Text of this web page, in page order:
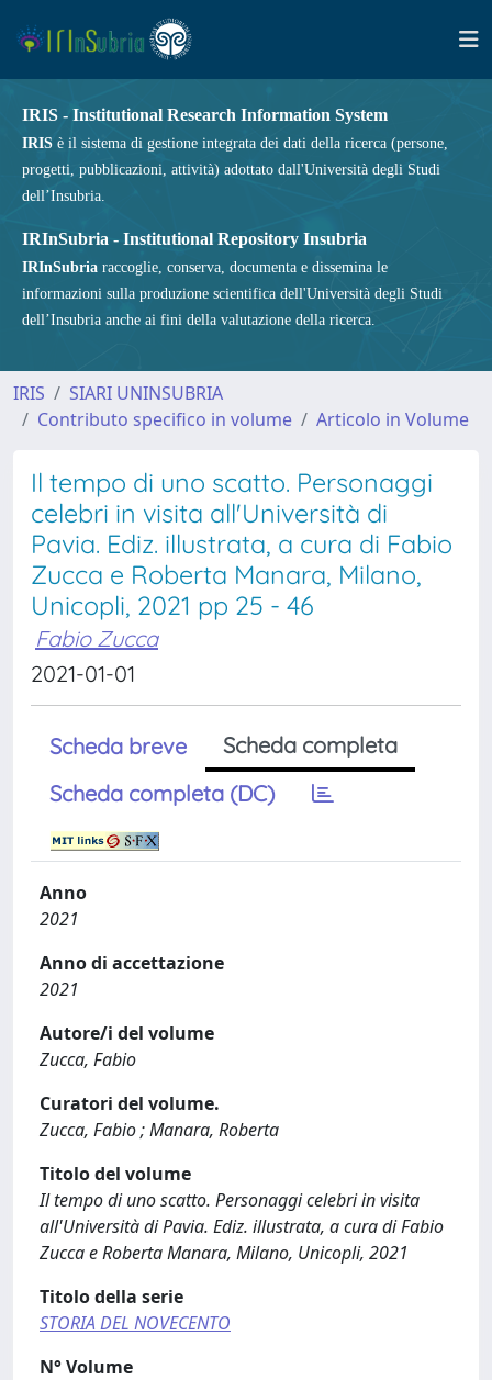
IRIS - Institutional Research Information System
IRIS è il sistema di gestione integrata dei dati della ricerca (persone,
progetti, pubblicazioni, attività) adottato dall'Università degli Studi
dell’Insubria.
IRInSubria - Institutional Repository Insubria
IRInSubria raccoglie, conserva, documenta e dissemina le
informazioni sulla produzione scientifica dell'Università degli Studi
dell’Insubria anche ai fini della valutazione della ricerca.
IRIS
SIARI UNINSUBRIA
Contributo specifico in volume
Articolo in Volume
Il tempo di uno scatto. Personaggi
celebri in visita all'Università di
Pavia. Ediz. illustrata, a cura di Fabio
Zucca e Roberta Manara, Milano,
Unicopli, 2021 pp 25 - 46
Fabio Zucca
2021-01-01
Scheda breve
Scheda completa
Scheda completa (DC)
Anno
2021
Anno di accettazione
2021
Autore/i del volume
Zucca, Fabio
Curatori del volume.
Zucca, Fabio ; Manara, Roberta
Titolo del volume
Il tempo di uno scatto. Personaggi celebri in visita
all'Università di Pavia. Ediz. illustrata, a cura di Fabio
Zucca e Roberta Manara, Milano, Unicopli, 2021
Titolo della serie
STORIA DEL NOVECENTO
N° Volume